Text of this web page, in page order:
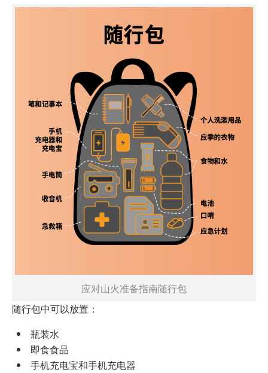
应对山火准备指南随行包
随行包中可以放置：
瓶装水
即食食品
手机充电宝和手机充电器